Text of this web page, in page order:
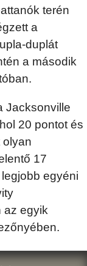
terén
a
duplát
a második
Jacksonville
20 pontot és
olyan
17
egyéni
az egyik